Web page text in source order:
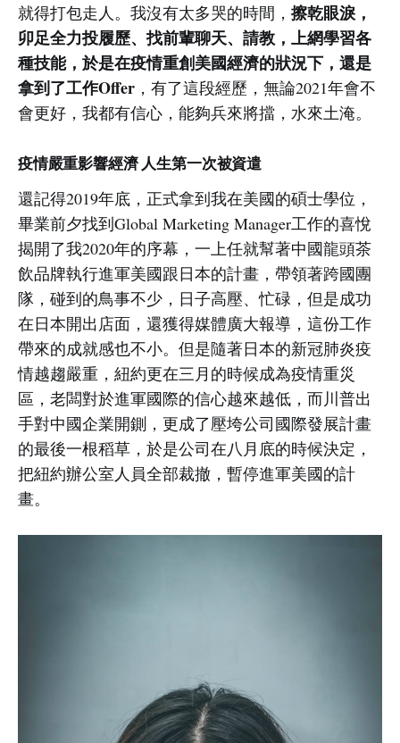
就得打包走人。我沒有太多哭的時間， 擦乾眼淚，
卯足全力投履歷、找前輩聊天、請教，上網學習各
種技能，於是在疫情重創美國經濟的狀況下，還是
拿到了工作Offer ，有了這段經歷，無論2021年會不
會更好，我都有信心，能夠兵來將擋，水來土淹。
疫情嚴重影響經濟 人生第一次被資遣
還記得2019年底，正式拿到我在美國的碩士學位，
畢業前夕找到Global Marketing Manager工作的喜悅
揭開了我2020年的序幕，一上任就幫著中國龍頭茶
飲品牌執行進軍美國跟日本的計畫，帶領著跨國團
隊，碰到的鳥事不少，日子高壓、忙碌，但是成功
在日本開出店面，還獲得媒體廣大報導，這份工作
帶來的成就感也不小。但是隨著日本的新冠肺炎疫
情越趨嚴重，紐約更在三月的時候成為疫情重災
區，老闆對於進軍國際的信心越來越低，而川普出
手對中國企業開鍘，更成了壓垮公司國際發展計畫
的最後一根稻草，於是公司在八月底的時候決定，
把紐約辦公室人員全部裁撤，暫停進軍美國的計
畫。